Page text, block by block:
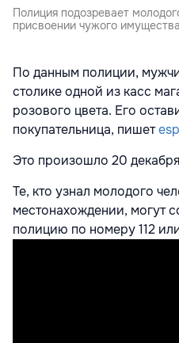
Полиция подозревает
присвоении чужого
По данным полиции,
столике одной из касс
розового цвета. Его
покупательница, пишет
Это произошло 20
Те, кто узнал молодого
местонахождении, могут
полицию по номеру 112